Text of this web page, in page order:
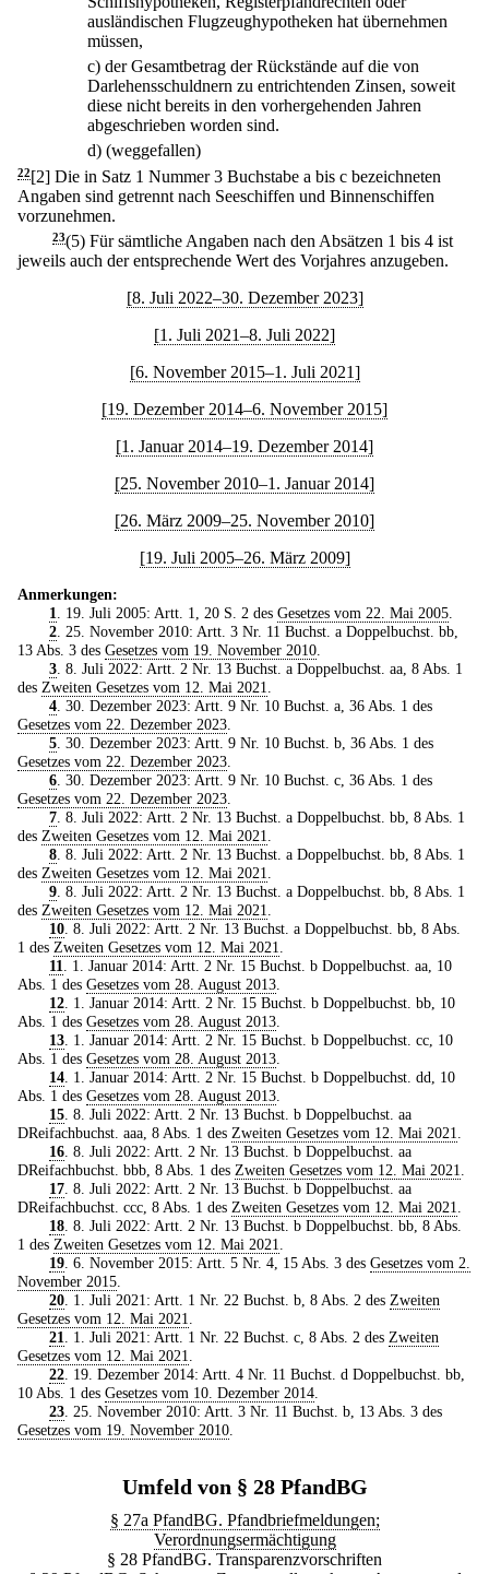
ausländischen Flugzeughypotheken hat übernehmen
müssen,
c) der Gesamtbetrag der Rückstände auf die von
Darlehensschuldnern zu entrichtenden Zinsen, soweit
diese nicht bereits in den vorhergehenden Jahren
abgeschrieben worden sind.
d) (weggefallen)
22[2] Die in Satz 1 Nummer 3 Buchstabe a bis c bezeichneten
Angaben sind getrennt nach Seeschiffen und Binnenschiffen
vorzunehmen.
23(5) Für sämtliche Angaben nach den Absätzen 1 bis 4 ist
jeweils auch der entsprechende Wert des Vorjahres anzugeben.
[8. Juli 2022–30. Dezember 2023]
[1. Juli 2021–8. Juli 2022]
[6. November 2015–1. Juli 2021]
[19. Dezember 2014–6. November 2015]
[1. Januar 2014–19. Dezember 2014]
[25. November 2010–1. Januar 2014]
[26. März 2009–25. November 2010]
[19. Juli 2005–26. März 2009]
Anmerkungen:
1
. 19. Juli 2005: Artt. 1, 20 S. 2 des Gesetzes vom 22. Mai 2005.
2. 25. November 2010: Artt. 3 Nr. 11 Buchst. a Doppelbuchst. bb,
13 Abs. 3 des Gesetzes vom 19. November 2010
3. 8. Juli 2022: Artt. 2 Nr. 13 Buchst. a Doppelbuchst. aa, 8 Abs. 1
des Zweiten Gesetzes vom 12. Mai 2021
4. 30. Dezember 2023: Artt. 9 Nr. 10 Buchst. a, 36 Abs. 1 des
Gesetzes vom 22. Dezember 2023
5. 30. Dezember 2023: Artt. 9 Nr. 10 Buchst. b, 36 Abs. 1 des
Gesetzes vom 22. Dezember 2023
6. 30. Dezember 2023: Artt. 9 Nr. 10 Buchst. c, 36 Abs. 1 des
Gesetzes vom 22. Dezember 2023
7. 8. Juli 2022: Artt. 2 Nr. 13 Buchst. a Doppelbuchst. bb, 8 Abs. 1
des Zweiten Gesetzes vom 12. Mai 2021
8. 8. Juli 2022: Artt. 2 Nr. 13 Buchst. a Doppelbuchst. bb, 8 Abs. 1
des Zweiten Gesetzes vom 12. Mai 2021
9. 8. Juli 2022: Artt. 2 Nr. 13 Buchst. a Doppelbuchst. bb, 8 Abs. 1
des Zweiten Gesetzes vom 12. Mai 2021
10. 8. Juli 2022: Artt. 2 Nr. 13 Buchst. a Doppelbuchst. bb, 8 Abs.
1 des Zweiten Gesetzes vom 12. Mai 2021
11
. 1. Januar 2014: Artt. 2 Nr. 15 Buchst. b Doppelbuchst. aa, 10
Abs. 1 des Gesetzes vom 28. August 2013
12. 1. Januar 2014: Artt. 2 Nr. 15 Buchst. b Doppelbuchst. bb, 10
Abs. 1 des Gesetzes vom 28. August 2013
13. 1. Januar 2014: Artt. 2 Nr. 15 Buchst. b Doppelbuchst. cc, 10
Abs. 1 des Gesetzes vom 28. August 2013
14. 1. Januar 2014: Artt. 2 Nr. 15 Buchst. b Doppelbuchst. dd, 10
Abs. 1 des Gesetzes vom 28. August 2013
15. 8. Juli 2022: Artt. 2 Nr. 13 Buchst. b Doppelbuchst. aa
DReifachbuchst. aaa, 8 Abs. 1 des Zweiten Gesetzes vom 12. Mai 2021
16. 8. Juli 2022: Artt. 2 Nr. 13 Buchst. b Doppelbuchst. aa
DReifachbuchst. bbb, 8 Abs. 1 des Zweiten Gesetzes vom 12. Mai 2021
17. 8. Juli 2022: Artt. 2 Nr. 13 Buchst. b Doppelbuchst. aa
DReifachbuchst. ccc, 8 Abs. 1 des Zweiten Gesetzes vom 12. Mai 2021
18. 8. Juli 2022: Artt. 2 Nr. 13 Buchst. b Doppelbuchst. bb, 8 Abs.
1 des Zweiten Gesetzes vom 12. Mai 2021
19. 6. November 2015: Artt. 5 Nr. 4, 15 Abs. 3 des Gesetzes vom 2.
November 2015
20. 1. Juli 2021: Artt. 1 Nr. 22 Buchst. b, 8 Abs. 2 des Zweiten
Gesetzes vom 12. Mai 2021
21
. 1. Juli 2021: Artt. 1 Nr. 22 Buchst. c, 8 Abs. 2 des Zweiten
Gesetzes vom 12. Mai 2021
22. 19. Dezember 2014: Artt. 4 Nr. 11 Buchst. d Doppelbuchst. bb,
10 Abs. 1 des Gesetzes vom 10. Dezember 2014
23. 25. November 2010: Artt. 3 Nr. 11 Buchst. b, 13 Abs. 3 des
Gesetzes vom 19. November 2010
Umfeld von § 28 PfandBG
§ 27a PfandBG. Pfandbriefmeldungen;
Verordnungsermächtigung
§ 28 PfandBG. Transparenzvorschriften